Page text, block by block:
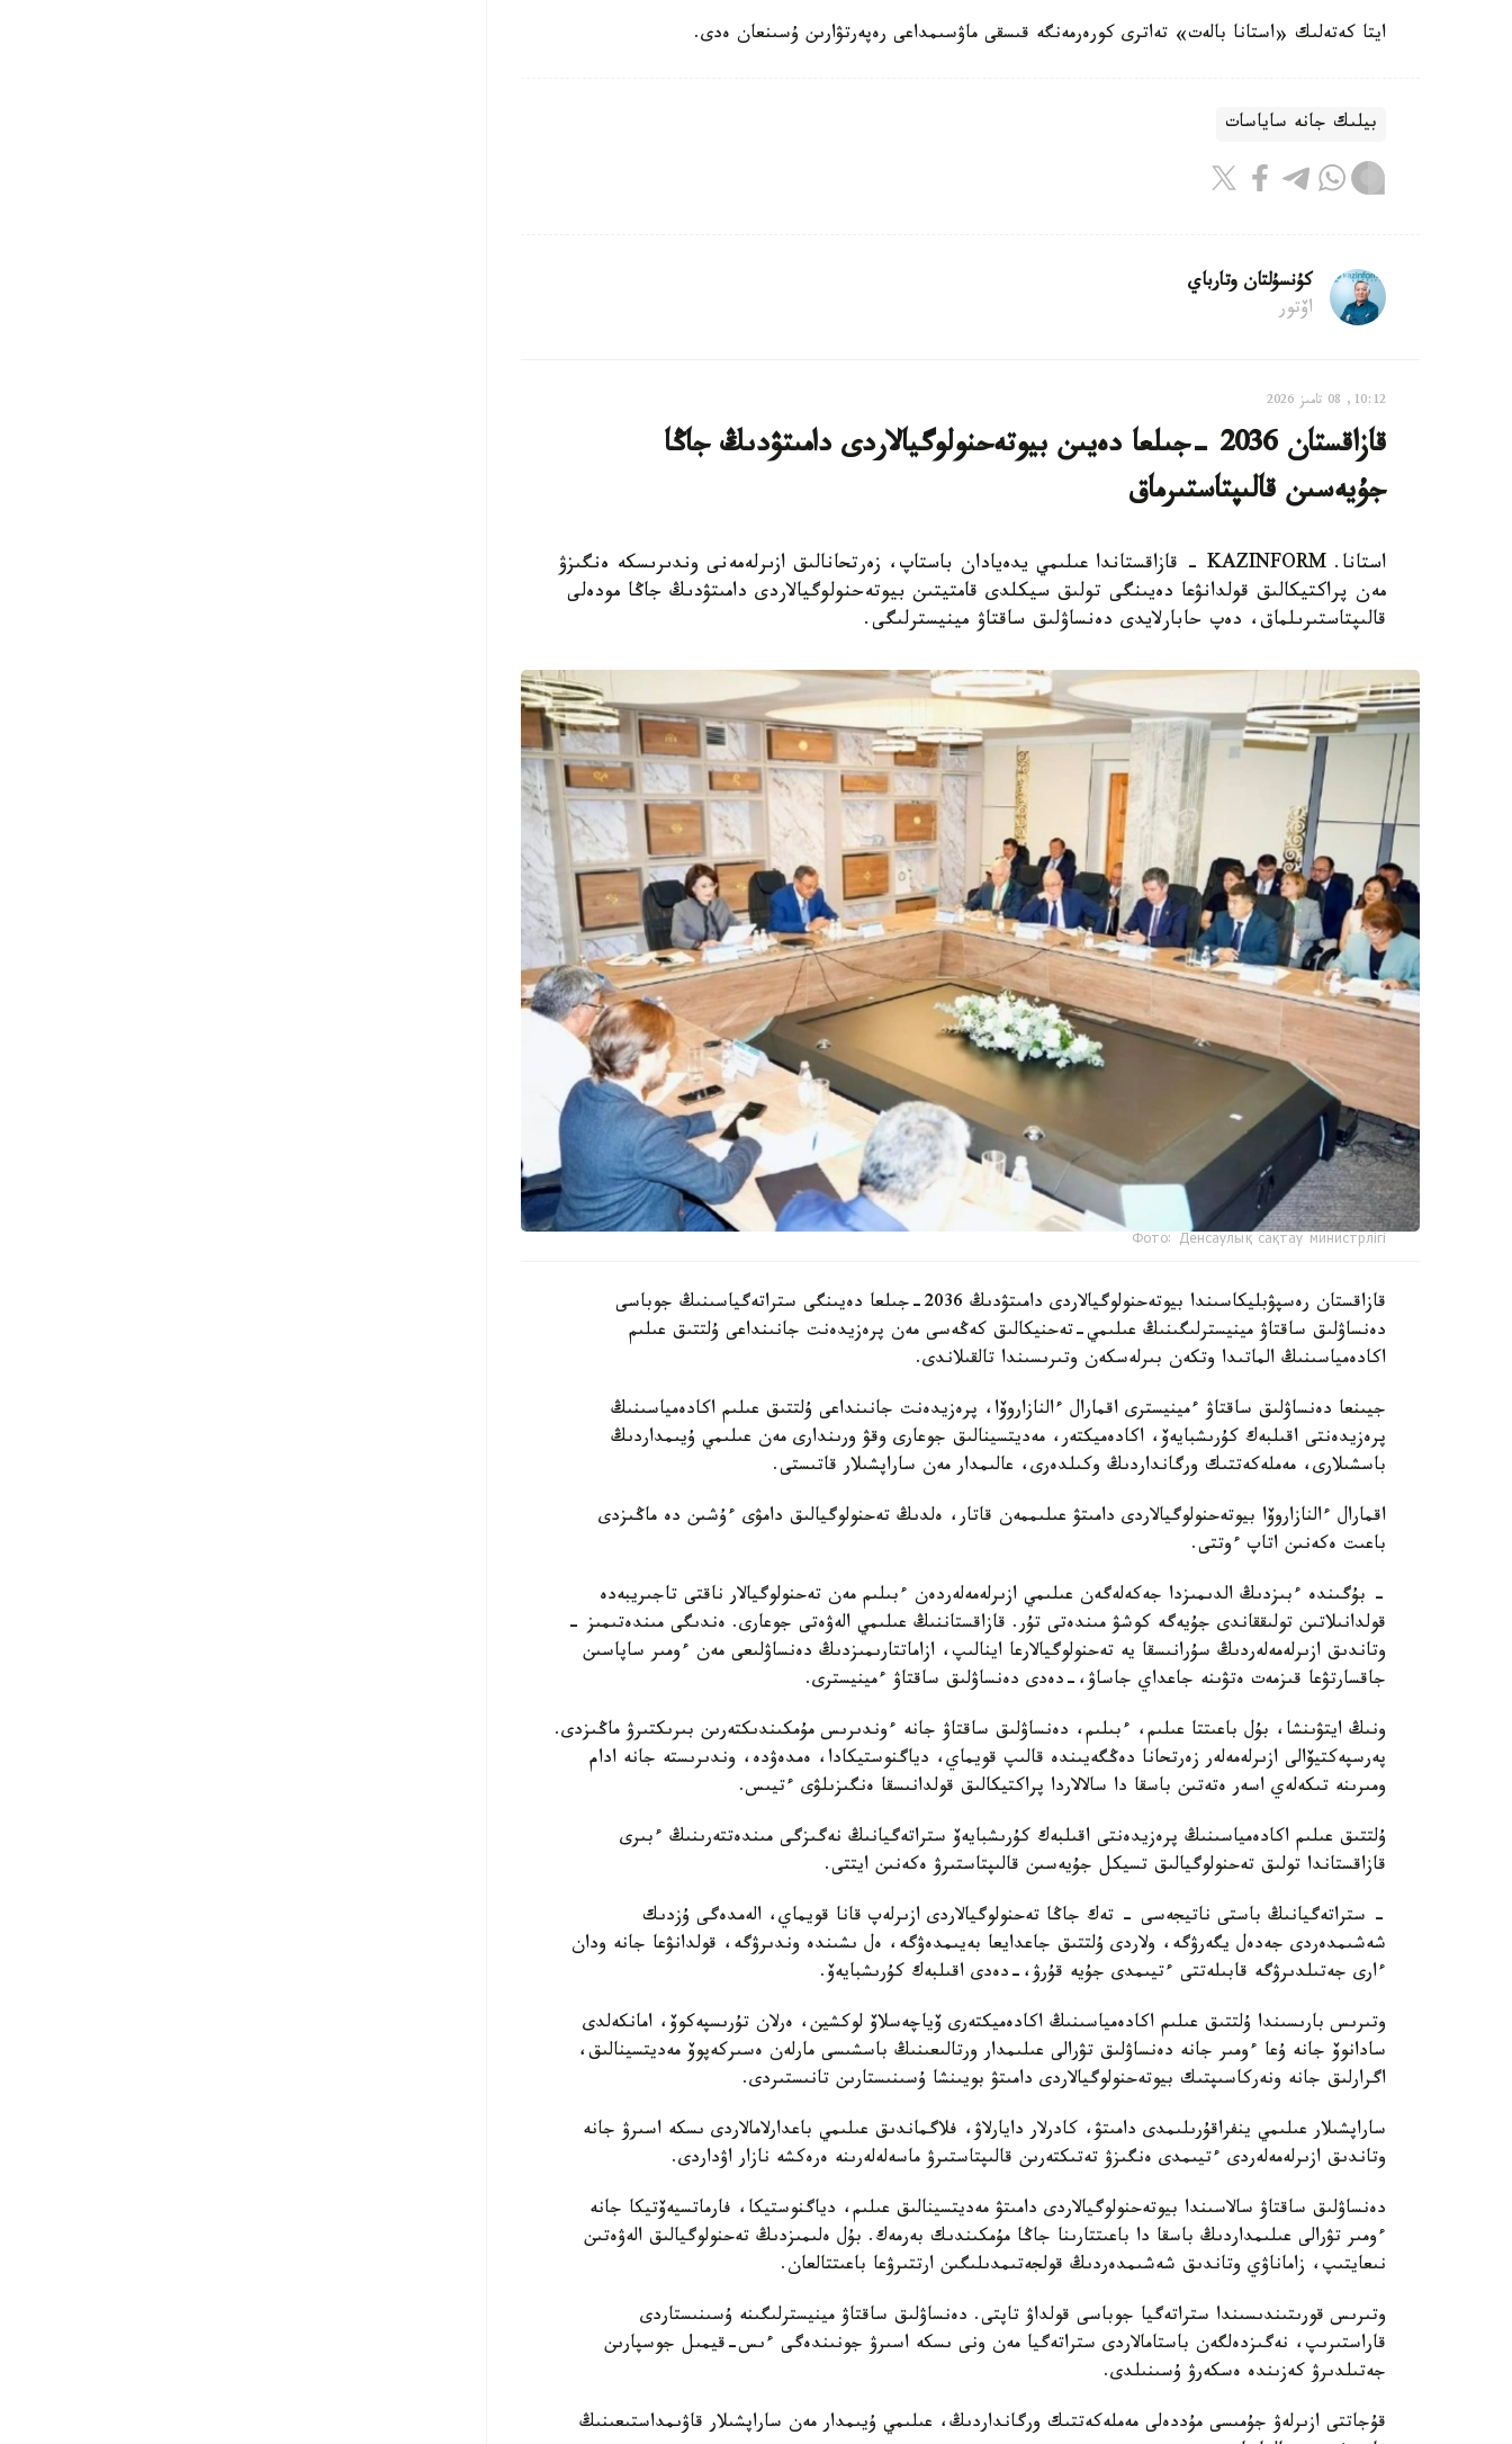
ايتا كەتەلىك «استانا بالەت» تەاترى كورەرمەنگە قىسقى ماۋسىمداعى رەپەرتۋارىن ۇسىنعان ەدى.
بيلىك جانە ساياسات
كۇنسۇلتان وتارباي
اۆتور
10:12, 08 تامىز 2026
قازاقستان 2036 -جىلعا دەيىن بيوتەحنولوگيالاردى دامىتۋدىڭ جاڭا
جۇيەسىن قالىپتاستىرماق
استانا. KAZINFORM - قازاقستاندا عىلىمي يدەيادان باستاپ، زەرتحانالىق ازىرلەمەنى وندىرىسكە ەنگىزۋ
مەن پراكتيكالىق قولدانۋعا دەيىنگى تولىق سيكلدى قامتيتىن بيوتەحنولوگيالاردى دامىتۋدىڭ جاڭا مودەلى
قالىپتاستىرىلماق، دەپ حابارلايدى دەنساۋلىق ساقتاۋ مينيسترلىگى.
Фото: Денсаулық сақтау министрлігі
قازاقستان رەسپۋبليكاسىندا بيوتەحنولوگيالاردى دامىتۋدىڭ 2036-جىلعا دەيىنگى ستراتەگياسىنىڭ جوباسى
دەنساۋلىق ساقتاۋ مينيسترلىگىنىڭ عىلىمي-تەحنيكالىق كەڭەسى مەن پرەزيدەنت جانىنداعى ۇلتتىق عىلىم
اكادەمياسىنىڭ الماتىدا وتكەن بىرلەسكەن وتىرىسىندا تالقىلاندى.
جيىنعا دەنساۋلىق ساقتاۋ ءمينيسترى اقمارال ءالنازاروۆا، پرەزيدەنت جانىنداعى ۇلتتىق عىلىم اكادەمياسىنىڭ
پرەزيدەنتى اقىلبەك كۇرىشبايەۆ، اكادەميكتەر، مەديتسينالىق جوعارى وقۋ ورىندارى مەن عىلىمي ۇيىمداردىڭ
باسشىلارى، مەملەكەتتىك ورگانداردىڭ وكىلدەرى، عالىمدار مەن ساراپشىلار قاتىستى.
اقمارال ءالنازاروۆا بيوتەحنولوگيالاردى دامىتۋ عىلىممەن قاتار، ەلدىڭ تەحنولوگيالىق دامۋى ءۇشىن دە ماڭىزدى
باعىت ەكەنىن اتاپ ءوتتى.
- بۇگىندە ءبىزدىڭ الدىمىزدا جەكەلەگەن عىلىمي ازىرلەمەلەردەن ءبىلىم مەن تەحنولوگيالار ناقتى تاجىريبەدە
قولدانىلاتىن تولىققاندى جۇيەگە كوشۋ مىندەتى تۇر. قازاقستاننىڭ عىلىمي الەۋەتى جوعارى. ەندىگى مىندەتىمىز -
وتاندىق ازىرلەمەلەردىڭ سۇرانىسقا يە تەحنولوگيالارعا اينالىپ، ازاماتتارىمىزدىڭ دەنساۋلىعى مەن ءومىر ساپاسىن
جاقسارتۋعا قىزمەت ەتۋىنە جاعداي جاساۋ،-دەدى دەنساۋلىق ساقتاۋ ءمينيسترى.
ونىڭ ايتۋىنشا، بۇل باعىتتا عىلىم، ءبىلىم، دەنساۋلىق ساقتاۋ جانە ءوندىرىس مۇمكىندىكتەرىن بىرىكتىرۋ ماڭىزدى.
پەرسپەكتيۆالى ازىرلەمەلەر زەرتحانا دەڭگەيىندە قالىپ قويماي، دياگنوستيكادا، ەمدەۋدە، وندىرىستە جانە ادام
ومىرىنە تىكەلەي اسەر ەتەتىن باسقا دا سالالاردا پراكتيكالىق قولدانىسقا ەنگىزىلۋى ءتيىس.
ۇلتتىق عىلىم اكادەمياسىنىڭ پرەزيدەنتى اقىلبەك كۇرىشبايەۆ ستراتەگيانىڭ نەگىزگى مىندەتتەرىنىڭ ءبىرى
قازاقستاندا تولىق تەحنولوگيالىق تسيكل جۇيەسىن قالىپتاستىرۋ ەكەنىن ايتتى.
- ستراتەگيانىڭ باستى ناتيجەسى - تەك جاڭا تەحنولوگيالاردى ازىرلەپ قانا قويماي، الەمدەگى ۇزدىك
شەشىمدەردى جەدەل يگەرۋگە، ولاردى ۇلتتىق جاعدايعا بەيىمدەۋگە، ەل ىشىندە وندىرۋگە، قولدانۋعا جانە ودان
ءارى جەتىلدىرۋگە قابىلەتتى ءتيىمدى جۇيە قۇرۋ،-دەدى اقىلبەك كۇرىشبايەۆ.
وتىرىس بارىسىندا ۇلتتىق عىلىم اكادەمياسىنىڭ اكادەميكتەرى ۆياچەسلاۆ لوكشين، ەرلان تۇرىسپەكوۆ، امانكەلدى
سادانوۆ جانە ۇعا ءومىر جانە دەنساۋلىق تۋرالى عىلىمدار ورتالىعىنىڭ باسشىسى مارلەن ەسىركەپوۆ مەديتسينالىق،
اگرارلىق جانە ونەركاسىپتىك بيوتەحنولوگيالاردى دامىتۋ بويىنشا ۇسىنىستارىن تانىستىردى.
ساراپشىلار عىلىمي ينفراقۇرىلىمدى دامىتۋ، كادرلار دايارلاۋ، فلاگماندىق عىلىمي باعدارلامالاردى ىسكە اسىرۋ جانە
وتاندىق ازىرلەمەلەردى ءتيىمدى ەنگىزۋ تەتىكتەرىن قالىپتاستىرۋ ماسەلەلەرىنە ەرەكشە نازار اۋداردى.
دەنساۋلىق ساقتاۋ سالاسىندا بيوتەحنولوگيالاردى دامىتۋ مەديتسينالىق عىلىم، دياگنوستيكا، فارماتسيەۆتيكا جانە
ءومىر تۋرالى عىلىمداردىڭ باسقا دا باعىتتارىنا جاڭا مۇمكىندىك بەرمەك. بۇل ەلىمىزدىڭ تەحنولوگيالىق الەۋەتىن
نىعايتىپ، زاماناۋي وتاندىق شەشىمدەردىڭ قولجەتىمدىلىگىن ارتتىرۋعا باعىتتالعان.
وتىرىس قورىتىندىسىندا ستراتەگيا جوباسى قولداۋ تاپتى. دەنساۋلىق ساقتاۋ مينيسترلىگىنە ۇسىنىستاردى
قاراستىرىپ، نەگىزدەلگەن باستامالاردى ستراتەگيا مەن ونى ىسكە اسىرۋ جونىندەگى ءىس-قيمىل جوسپارىن
جەتىلدىرۋ كەزىندە ەسكەرۋ ۇسىنىلدى.
قۇجاتتى ازىرلەۋ جۇمىسى مۇددەلى مەملەكەتتىك ورگانداردىڭ، عىلىمي ۇيىمدار مەن ساراپشىلار قاۋىمداستىعىنىڭ